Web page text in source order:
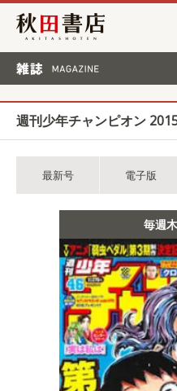
秋田書店
週刊少年チャンピオン
最新号 電子版
毎週